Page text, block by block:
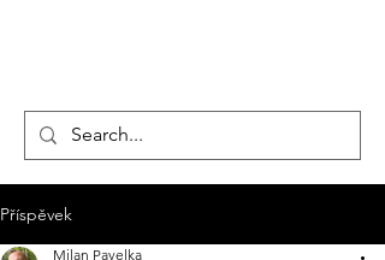
Příspěvek
Milan Pavelka